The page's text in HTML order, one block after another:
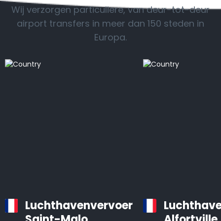
Wij verzorgen particuliere, van deur-tot-deur
airport transfers in meer dan 150 steden in
Europa.
Luchthavenvervoer